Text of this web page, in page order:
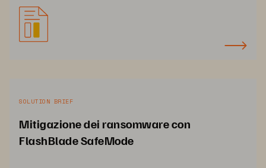
SOLUTION BRIEF
Mitigazione dei ransomware con
FlashBlade SafeMode